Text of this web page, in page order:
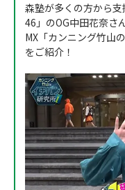
森塾が多くの方から
46」のOG中田花奈さ
MX「カンニング竹山
をご紹介！